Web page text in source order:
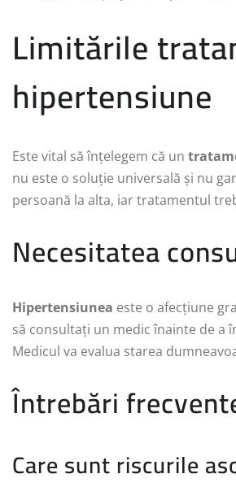
Limitările
hipertensiune
Este vital să înțelegem că un
nu este o soluție universală și nu
persoană la alta, iar tratamentul
Necesitatea
Hipertensiunea este o afecțiune
să consultați un medic înainte de a
Medicul va evalua starea
Întrebări
Care sunt riscurile